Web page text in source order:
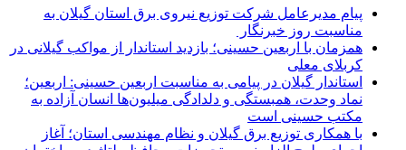
پیام مدیرعامل شركت توزیع نیروی برق استان گیلان به
مناسبت روز خبرنگار ‌
همزمان با اربعین حسینی؛ بازدید استاندار از مواکب گیلانی در
کربلای معلی
استاندار گیلان در پیامی به مناسبت اربعین حسینی: اربعین؛
نماد وحدت، همبستگی و دلدادگی میلیون‌ها انسان آزاده به
مکتب حسینی است
با همکاری توزیع برق گیلان و نظام مهندسی استان؛ آغاز